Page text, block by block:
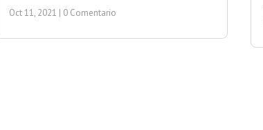
Oct 11, 2021 | 0 Comentario